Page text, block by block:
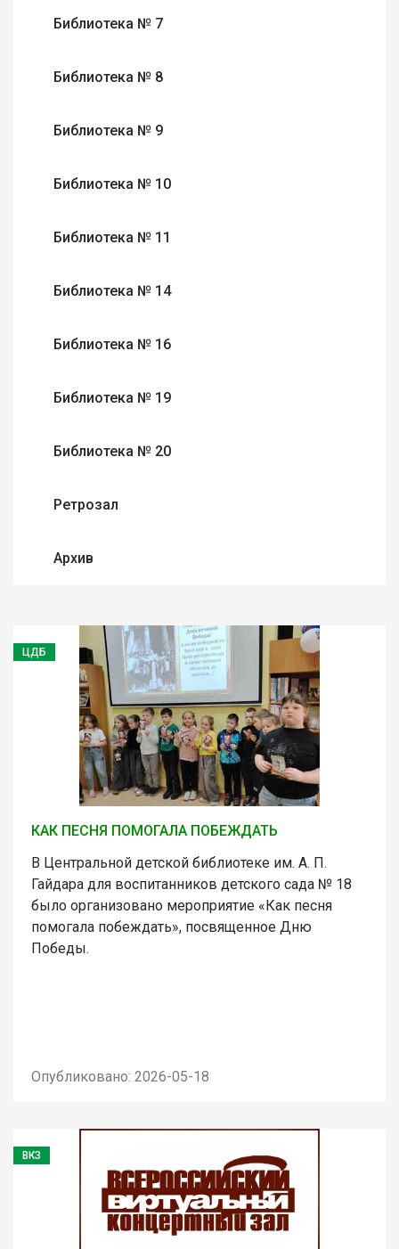
Библиотека № 7
Библиотека № 8
Библиотека № 9
Библиотека № 10
Библиотека № 11
Библиотека № 14
Библиотека № 16
Библиотека № 19
Библиотека № 20
Ретрозал
Архив
ЦДБ
КАК ПЕСНЯ ПОМОГАЛА ПОБЕЖДАТЬ
В Центральной детской библиотеке им. А. П.
Гайдара для воспитанников детского сада № 18
было организовано мероприятие «Как песня
помогала побеждать», посвященное Дню
Победы.
Опубликовано: 2026-05-18
ВКЗ